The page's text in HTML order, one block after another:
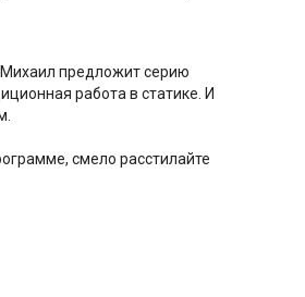
Михаил предложит серию
работа в статике. И
смело расстилайте